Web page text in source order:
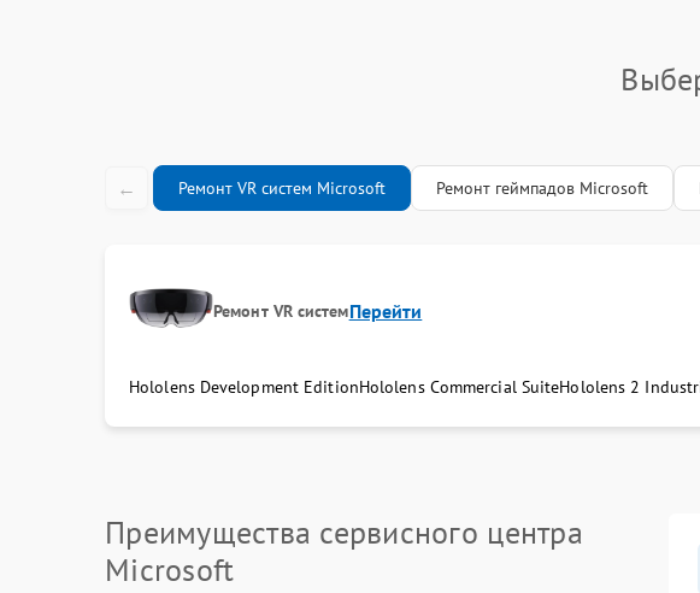
← Ремонт VR систем Microsoft Ремонт геймпадов Microsoft
Ремонт VR системПерейти
Hololens Development EditionHololens Commercial SuiteHololens 2
Преимущества сервисного центра
Microsoft